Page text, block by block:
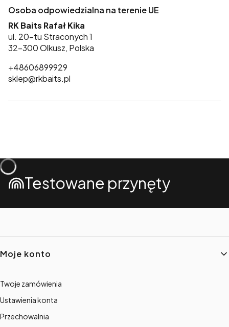
Osoba odpowiedzialna na terenie UE
RK Baits Rafał Kika
ul. 20-tu Straconych 1
32-300 Olkusz, Polska
+48606899929
sklep@rkbaits.pl
Testowane przynęty
Linki w stopce
Moje konto
Twoje zamówienia
Ustawienia konta
Przechowalnia